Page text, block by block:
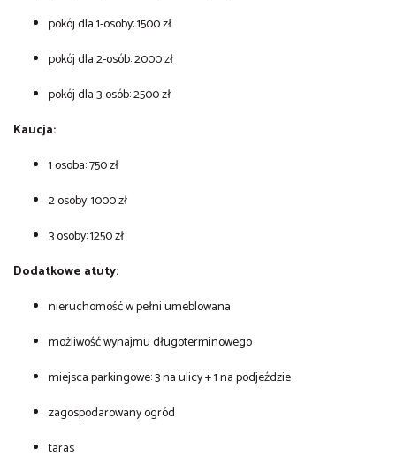
pokój dla 1-osoby: 1500 zł
pokój dla 2-osób: 2000 zł
pokój dla 3-osób: 2500 zł
Kaucja:
1 osoba: 750 zł
2 osoby: 1000 zł
3 osoby: 1250 zł
Dodatkowe atuty:
nieruchomość w pełni umeblowana
możliwość wynajmu długoterminowego
miejsca parkingowe: 3 na ulicy + 1 na podjeździe
zagospodarowany ogród
taras